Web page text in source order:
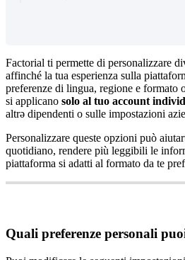
Factorial ti permette di personalizzare
affinché la tua esperienza sulla
preferenze di lingua, regione e formato
si applicano solo al tuo account
altrə dipendenti o sulle impostazioni
Personalizzare queste opzioni può
quotidiano, rendere più leggibili le
piattaforma si adatti al formato da te
Quali preferenze personali